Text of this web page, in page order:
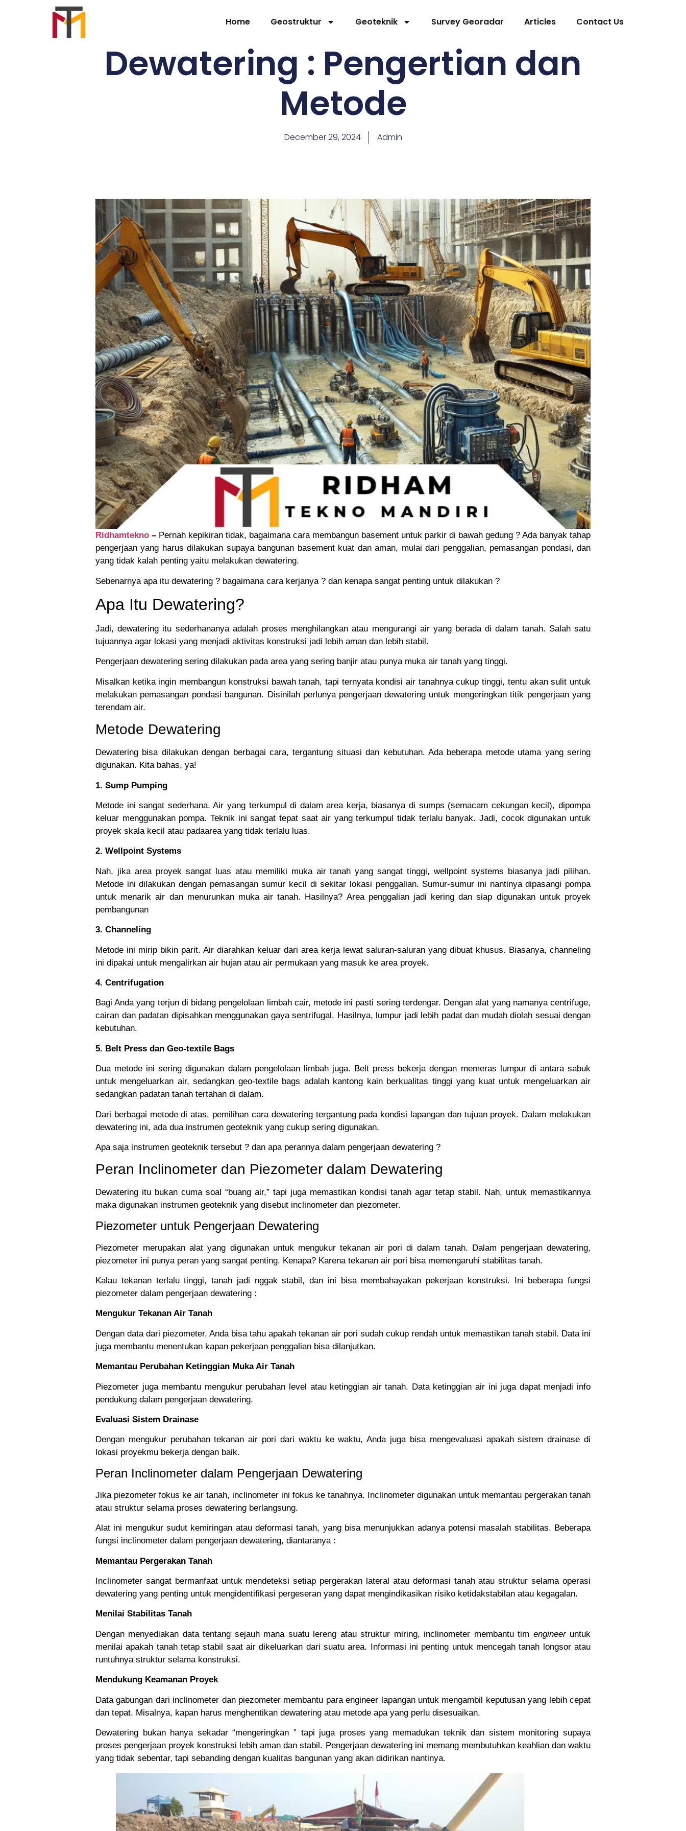
Home Geostruktur Geoteknik Survey Georadar Articles Contact Us
Dewatering : Pengertian dan
Metode
December 29, 2024 Admin
Ridhamtekno – Pernah kepikiran tidak, bagaimana cara membangun basement untuk parkir di bawah gedung ? Ada banyak tahap
pengerjaan yang harus dilakukan supaya bangunan basement kuat dan aman, mulai dari penggalian, pemasangan pondasi, dan
yang tidak kalah penting yaitu melakukan dewatering.
Sebenarnya apa itu dewatering ? bagaimana cara kerjanya ? dan kenapa sangat penting untuk dilakukan ?
Apa Itu Dewatering?
Jadi, dewatering itu sederhananya adalah proses menghilangkan atau mengurangi air yang berada di dalam tanah. Salah satu
tujuannya agar lokasi yang menjadi aktivitas konstruksi jadi lebih aman dan lebih stabil.
Pengerjaan dewatering sering dilakukan pada area yang sering banjir atau punya muka air tanah yang tinggi.
Misalkan ketika ingin membangun konstruksi bawah tanah, tapi ternyata kondisi air tanahnya cukup tinggi, tentu akan sulit untuk
melakukan pemasangan pondasi bangunan. Disinilah perlunya pengerjaan dewatering untuk mengeringkan titik pengerjaan yang
terendam air.
Metode Dewatering
Dewatering bisa dilakukan dengan berbagai cara, tergantung situasi dan kebutuhan. Ada beberapa metode utama yang sering
digunakan. Kita bahas, ya!
1. Sump Pumping
Metode ini sangat sederhana. Air yang terkumpul di dalam area kerja, biasanya di sumps (semacam cekungan kecil), dipompa
keluar menggunakan pompa. Teknik ini sangat tepat saat air yang terkumpul tidak terlalu banyak. Jadi, cocok digunakan untuk
proyek skala kecil atau padaarea yang tidak terlalu luas.
2. Wellpoint Systems
Nah, jika area proyek sangat luas atau memiliki muka air tanah yang sangat tinggi, wellpoint systems biasanya jadi pilihan.
Metode ini dilakukan dengan pemasangan sumur kecil di sekitar lokasi penggalian. Sumur-sumur ini nantinya dipasangi pompa
untuk menarik air dan menurunkan muka air tanah. Hasilnya? Area penggalian jadi kering dan siap digunakan untuk proyek
pembangunan
3. Channeling
Metode ini mirip bikin parit. Air diarahkan keluar dari area kerja lewat saluran-saluran yang dibuat khusus. Biasanya, channeling
ini dipakai untuk mengalirkan air hujan atau air permukaan yang masuk ke area proyek.
4. Centrifugation
Bagi Anda yang terjun di bidang pengelolaan limbah cair, metode ini pasti sering terdengar. Dengan alat yang namanya centrifuge,
cairan dan padatan dipisahkan menggunakan gaya sentrifugal. Hasilnya, lumpur jadi lebih padat dan mudah diolah sesuai dengan
kebutuhan.
5. Belt Press dan Geo-textile Bags
Dua metode ini sering digunakan dalam pengelolaan limbah juga. Belt press bekerja dengan memeras lumpur di antara sabuk
untuk mengeluarkan air, sedangkan geo-textile bags adalah kantong kain berkualitas tinggi yang kuat untuk mengeluarkan air
sedangkan padatan tanah tertahan di dalam.
Dari berbagai metode di atas, pemilihan cara dewatering tergantung pada kondisi lapangan dan tujuan proyek. Dalam melakukan
dewatering ini, ada dua instrumen geoteknik yang cukup sering digunakan.
Apa saja instrumen geoteknik tersebut ? dan apa perannya dalam pengerjaan dewatering ?
Peran Inclinometer dan Piezometer dalam Dewatering
Dewatering itu bukan cuma soal “buang air,” tapi juga memastikan kondisi tanah agar tetap stabil. Nah, untuk memastikannya
maka digunakan instrumen geoteknik yang disebut inclinometer dan piezometer.
Piezometer untuk Pengerjaan Dewatering
Piezometer merupakan alat yang digunakan untuk mengukur tekanan air pori di dalam tanah. Dalam pengerjaan dewatering,
piezometer ini punya peran yang sangat penting. Kenapa? Karena tekanan air pori bisa memengaruhi stabilitas tanah.
Kalau tekanan terlalu tinggi, tanah jadi nggak stabil, dan ini bisa membahayakan pekerjaan konstruksi. Ini beberapa fungsi
piezometer dalam pengerjaan dewatering :
Mengukur Tekanan Air Tanah
Dengan data dari piezometer, Anda bisa tahu apakah tekanan air pori sudah cukup rendah untuk memastikan tanah stabil. Data ini
juga membantu menentukan kapan pekerjaan penggalian bisa dilanjutkan.
Memantau Perubahan Ketinggian Muka Air Tanah
Piezometer juga membantu mengukur perubahan level atau ketinggian air tanah. Data ketinggian air ini juga dapat menjadi info
pendukung dalam pengerjaan dewatering.
Evaluasi Sistem Drainase
Dengan mengukur perubahan tekanan air pori dari waktu ke waktu, Anda juga bisa mengevaluasi apakah sistem drainase di
lokasi proyekmu bekerja dengan baik.
Peran Inclinometer dalam Pengerjaan Dewatering
Jika piezometer fokus ke air tanah, inclinometer ini fokus ke tanahnya. Inclinometer digunakan untuk memantau pergerakan tanah
atau struktur selama proses dewatering berlangsung.
Alat ini mengukur sudut kemiringan atau deformasi tanah, yang bisa menunjukkan adanya potensi masalah stabilitas. Beberapa
fungsi inclinometer dalam pengerjaan dewatering, diantaranya :
Memantau Pergerakan Tanah
Inclinometer sangat bermanfaat untuk mendeteksi setiap pergerakan lateral atau deformasi tanah atau struktur selama operasi
dewatering yang penting untuk mengidentifikasi pergeseran yang dapat mengindikasikan risiko ketidakstabilan atau kegagalan.
Menilai Stabilitas Tanah
Dengan menyediakan data tentang sejauh mana suatu lereng atau struktur miring, inclinometer membantu tim engineeruntuk
menilai apakah tanah tetap stabil saat air dikeluarkan dari suatu area. Informasi ini penting untuk mencegah tanah longsor atau
runtuhnya struktur selama konstruksi.
Mendukung Keamanan Proyek
Data gabungan dari inclinometer dan piezometer membantu para engineer lapangan untuk mengambil keputusan yang lebih cepat
dan tepat. Misalnya, kapan harus menghentikan dewatering atau metode apa yang perlu disesuaikan.
Dewatering bukan hanya sekadar “mengeringkan ” tapi juga proses yang memadukan teknik dan sistem monitoring supaya
proses pengerjaan proyek konstruksi lebih aman dan stabil. Pengerjaan dewatering ini memang membutuhkan keahlian dan waktu
yang tidak sebentar, tapi sebanding dengan kualitas bangunan yang akan didirikan nantinya.